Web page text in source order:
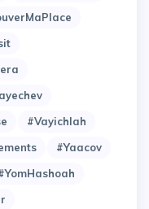
#Vayichlah
#Yaacov